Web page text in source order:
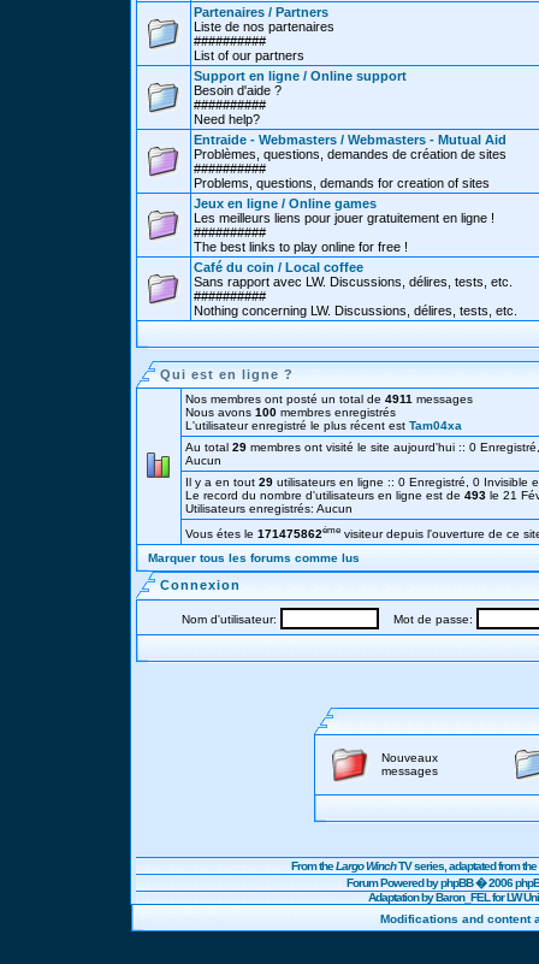
Partenaires / Partners
Liste de nos partenaires
##########
List of our partners
Support en ligne / Online support
Besoin d'aide ?
##########
Need help?
Entraide - Webmasters / Webmasters - Mutual Aid
Problèmes, questions, demandes de création de sites
##########
Problems, questions, demands for creation of sites
Jeux en ligne / Online games
Les meilleurs liens pour jouer gratuitement en ligne !
##########
The best links to play online for free !
Café du coin / Local coffee
Sans rapport avec LW. Discussions, délires, tests, etc.
##########
Nothing concerning LW. Discussions, délires, tests, etc.
Qui est en ligne ?
Nos membres ont posté un total de 4911 messages
Nous avons 100 membres enregistrés
L'utilisateur enregistré le plus récent est Tam04xa
Au total 29 membres ont visité le site aujourd'hui :: 0
Aucun
Il y a en tout 29 utilisateurs en ligne :: 0 Enregistré, 0
Le record du nombre d'utilisateurs en ligne est de 493 le 21
Utilisateurs enregistrés: Aucun
Vous étes le 171475862éme visiteur depuis l'ouverture de ce
Marquer tous les forums comme lus
Connexion
Nom d'utilisateur: Mot de passe:
Nouveaux
messages
From theLargo WinchTV series, adaptated from
Forum Powered byphpBB� 2006
Adaptation by Baron_FEL for LW
Modifications and content